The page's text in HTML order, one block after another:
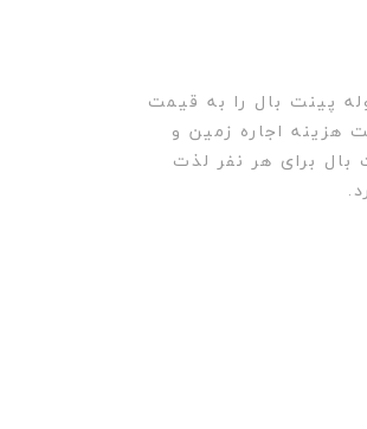
یک جعبه 2000 عددی گلوله پینت بال را به قیمت
هزینه اجاره زمین و
200 گلوله پینت بال برای هر نفر لذت